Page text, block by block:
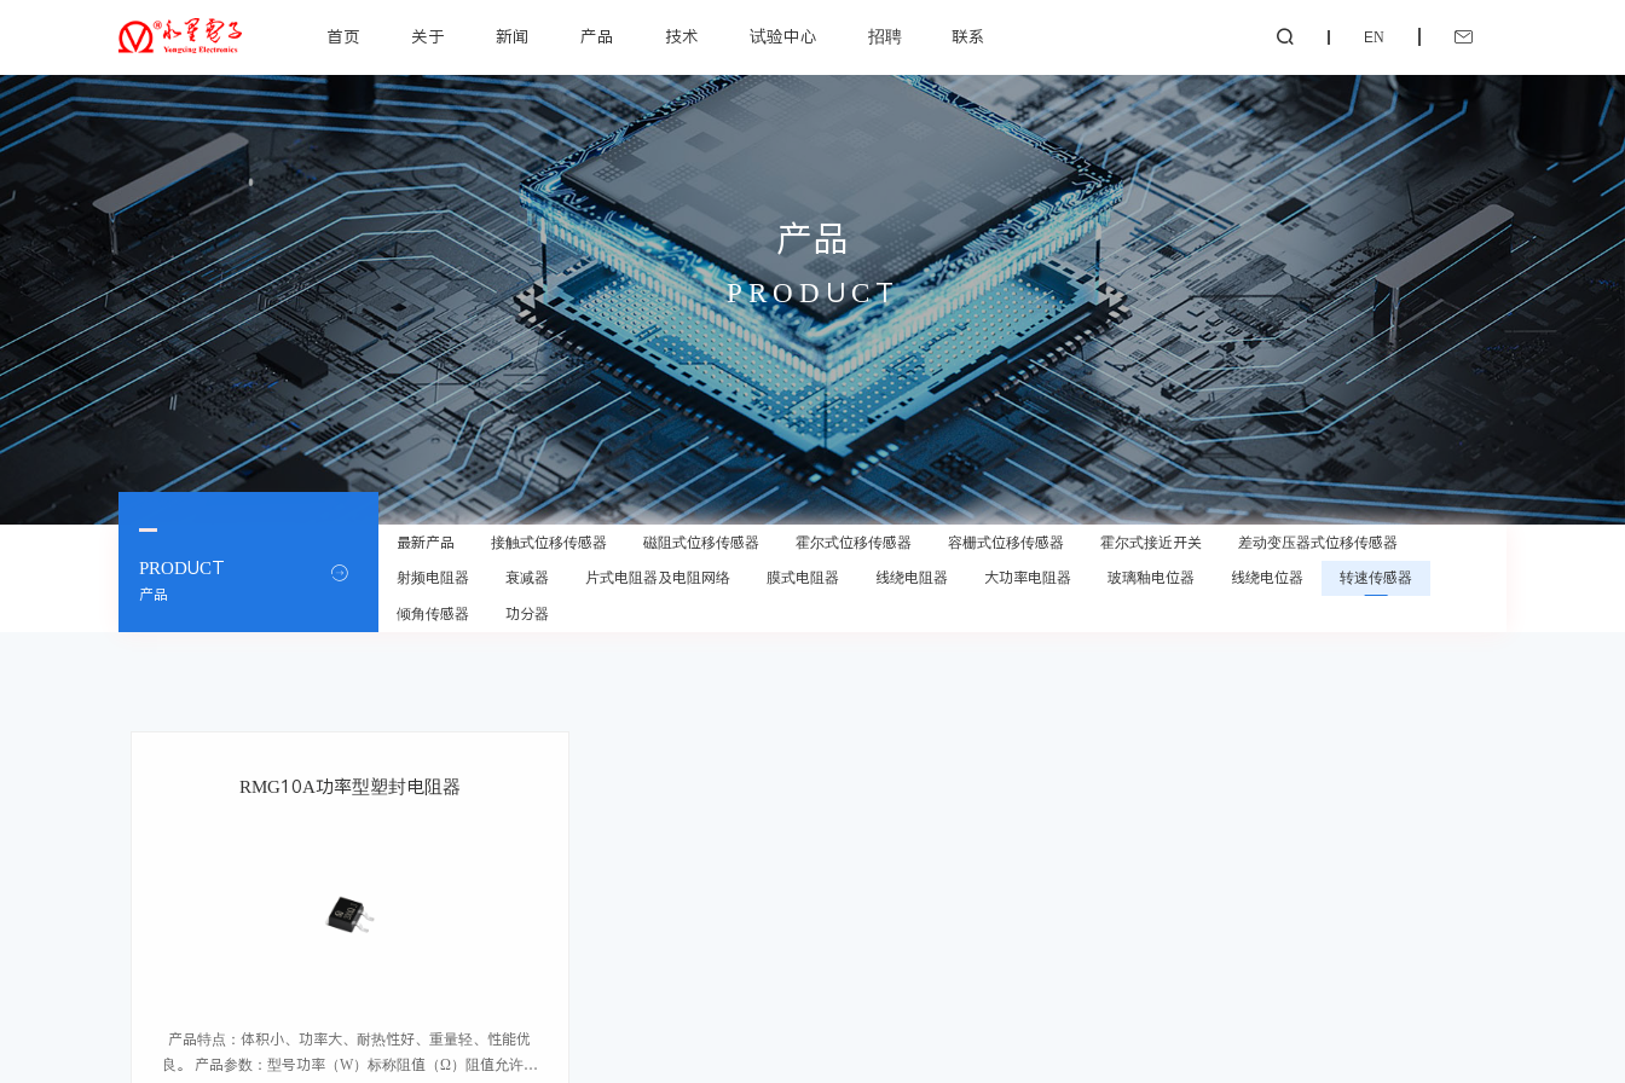
首页 关于 新闻 产品 技术 试验中心 招聘 联系  EN 
产品
PRODUCT
PRODUCT
产品

最新产品 接触式位移传感器 磁阻式位移传感器 霍尔式位移传感器 容栅式位移传感器 霍尔式接近开关
差动变压器式位移传感器
射频电阻器
衰减器 片式电阻器及电阻网络 膜式电阻器 线绕电阻器 大功率电阻器 玻璃釉电位器 线绕电位器
转速传感器
倾角传感器
功分器
RMG10A功率型塑封电阻器
产品特点：体积小、功率大、耐热性好、重量轻、性能优
良。 产品参数：型号功率（W）标称阻值（Ω）阻值允许偏